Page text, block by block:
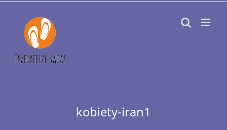
Przejdź
zawartości
kobiety-iran1